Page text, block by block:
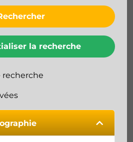
la recherche
recherche